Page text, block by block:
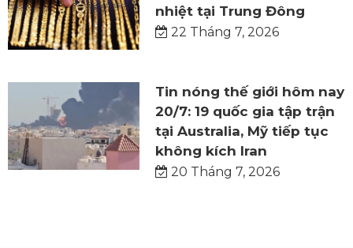
nhiệt tại Trung Đông
22 Tháng 7, 2026
Tin nóng thế giới hôm nay
20/7: 19 quốc gia tập trận
tại Australia, Mỹ tiếp tục
không kích Iran
20 Tháng 7, 2026